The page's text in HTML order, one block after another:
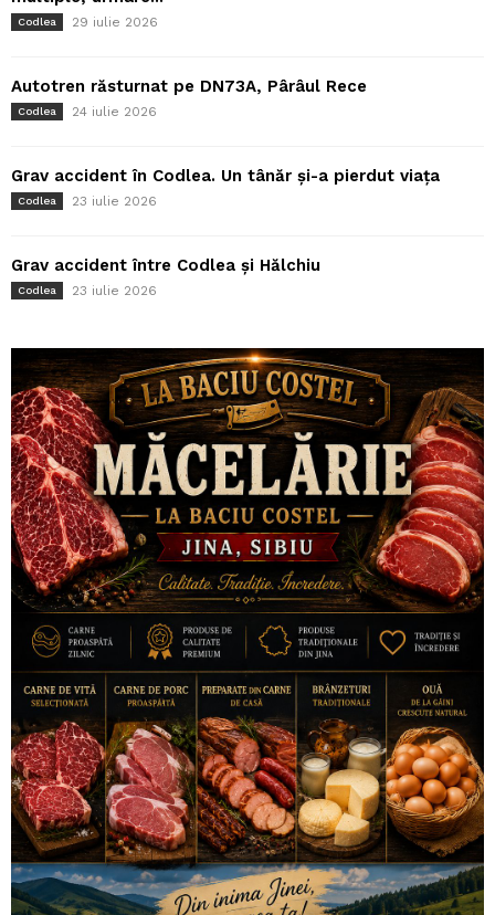
Codlea 29 iulie 2026
Autotren răsturnat pe DN73A, Pârâul Rece
Codlea 24 iulie 2026
Grav accident în Codlea. Un tânăr și-a pierdut viața
Codlea 23 iulie 2026
Grav accident între Codlea și Hălchiu
Codlea 23 iulie 2026